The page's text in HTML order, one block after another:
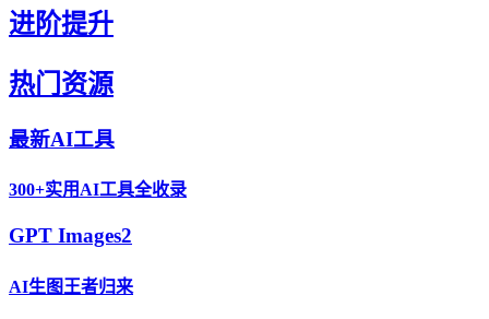
进阶提升
热门资源
最新AI工具
300+实用AI工具全收录
GPT Images2
AI生图王者归来